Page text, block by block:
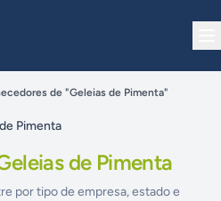
de "Geleias de Pimenta"
Pimenta
de Pimenta
por tipo de empresa, estado e